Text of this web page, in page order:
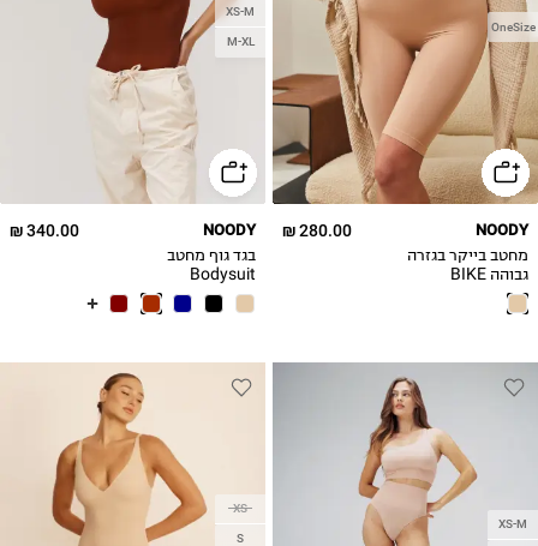
OneSize
280.00 ₪ NOODY
מחטב בייקר בגזרה
גבוהה BIKE
SHORTS
XS-M
M-XL
340.00 ₪ NOODY
בגד גוף מחטב
Bodysuit
XS-M
XS
S